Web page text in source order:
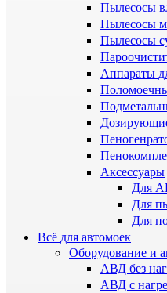
Пылесосы
Пылесосы
Пылесосы
Аппараты
Аксессуары
Для
Для
Для
Всё для автомоек
Оборудование и
АВД без
АВД с